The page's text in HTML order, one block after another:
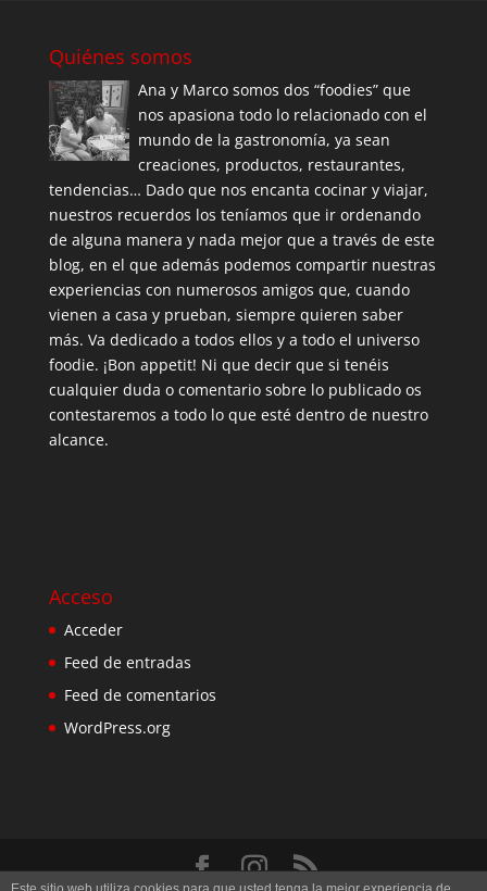
Quiénes somos
Ana y Marco somos dos “foodies” que
nos apasiona todo lo relacionado con el
mundo de la gastronomía, ya sean
creaciones, productos, restaurantes,
tendencias… Dado que nos encanta cocinar y viajar,
nuestros recuerdos los teníamos que ir ordenando
de alguna manera y nada mejor que a través de este
blog, en el que además podemos compartir nuestras
experiencias con numerosos amigos que, cuando
vienen a casa y prueban, siempre quieren saber
más. Va dedicado a todos ellos y a todo el universo
foodie. ¡Bon appetit! Ni que decir que si tenéis
cualquier duda o comentario sobre lo publicado os
contestaremos a todo lo que esté dentro de nuestro
alcance.
Acceso
Acceder
Feed de entradas
Feed de comentarios
WordPress.org